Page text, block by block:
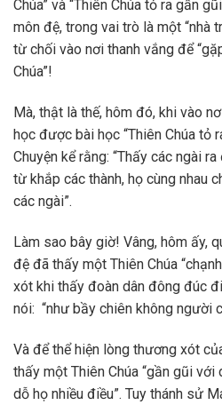
Chúa” và “Thiên Chúa tỏ ra gần
môn đệ, trong vai trò là một “nhà
từ chối vào nơi thanh vắng để
Chúa”!
Mà, thật là thế, hôm đó, khi vào
học được bài học “Thiên Chúa tỏ
Chuyện kể rằng: “Thấy các ngài
từ khắp các thành, họ cùng nhau
các ngài”.
Làm sao bây giờ! Vâng, hôm ấy,
đệ đã thấy một Thiên Chúa
xót khi thấy đoàn dân đông đúc
nói: “như bầy chiên không người
Và để thể hiện lòng thương xót
thấy một Thiên Chúa “gần gũi
dỗ họ nhiều điều”. Tuy thánh sử